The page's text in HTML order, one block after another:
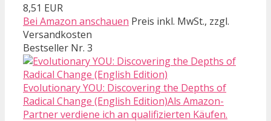
8,51 EUR
Bei Amazon anschauen Preis inkl. MwSt., zzgl.
Versandkosten
Bestseller Nr. 3
Evolutionary YOU: Discovering the Depths of
Radical Change (English Edition)Als Amazon-
Partner verdiene ich an qualifizierten Käufen.